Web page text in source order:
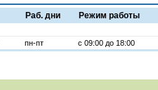
Раб. дни Режим работы
пн-пт с 09:00 до 18:00